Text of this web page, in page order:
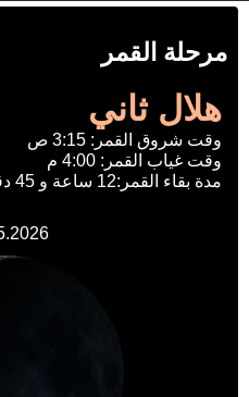
مرحلة القمر
هلال ثاني
وقت شروق القمر: 3:15 ص
وقت غياب القمر: 4:00 م
مدة بقاء القمر:12 ساعة و 45 دقيقة